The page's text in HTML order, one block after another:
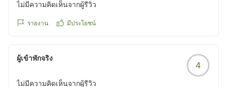
ไม่มีความคิดเห็นจากผู้รีวิว
รายงาน มีประโยชน์
ผู้เข้าพักจริง
4
ไม่มีความคิดเห็นจากผู้รีวิว